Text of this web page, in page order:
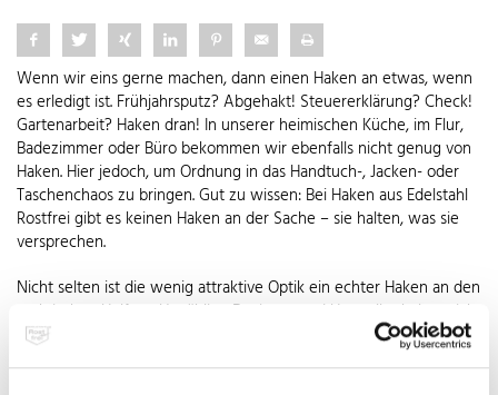
Wenn wir eins gerne machen, dann einen Haken an etwas, wenn
es erledigt ist. Frühjahrsputz? Abgehakt! Steuererklärung? Check!
Gartenarbeit? Haken dran! In unserer heimischen Küche, im Flur,
Badezimmer oder Büro bekommen wir ebenfalls nicht genug von
Haken. Hier jedoch, um Ordnung in das Handtuch-, Jacken- oder
Taschenchaos zu bringen. Gut zu wissen: Bei Haken aus Edelstahl
Rostfrei gibt es keinen Haken an der Sache – sie halten, was sie
versprechen.
Nicht selten ist die wenig attraktive Optik ein echter Haken an den
praktischen Helfern. Unzählige Designer und Hersteller haben sich
dieser Aufgabe schon gestellt und entsprechend groß ist die
Auswahl für jeden Anwendungsbereich. Garderobenhaken aus